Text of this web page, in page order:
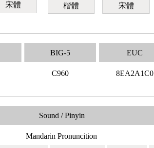
宋體 楷體 宋體
BIG-5
C960
EUC
8EA2A1C0
Sound / Pinyin
Mandarin Pronuncition